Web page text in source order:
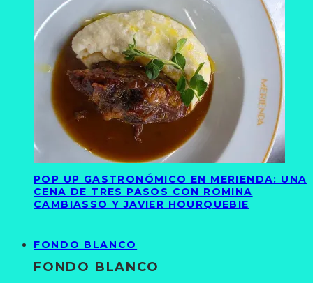
POP UP GASTRONÓMICO EN MERIENDA: UNA
CENA DE TRES PASOS CON ROMINA
CAMBIASSO Y JAVIER HOURQUEBIE
FONDO BLANCO
FONDO BLANCO